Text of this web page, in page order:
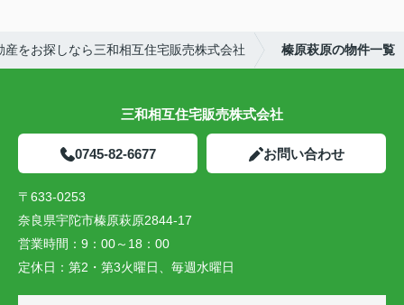
産をお探しなら三和相互住宅販売株式会社 榛原萩原の物件一覧
三和相互住宅販売株式会社
0745-82-6677 お問い合わせ
〒633-0253
奈良県宇陀市榛原萩原2844-17
営業時間： 9：00～18：00
定休日： 第2・第3火曜日、毎週水曜日